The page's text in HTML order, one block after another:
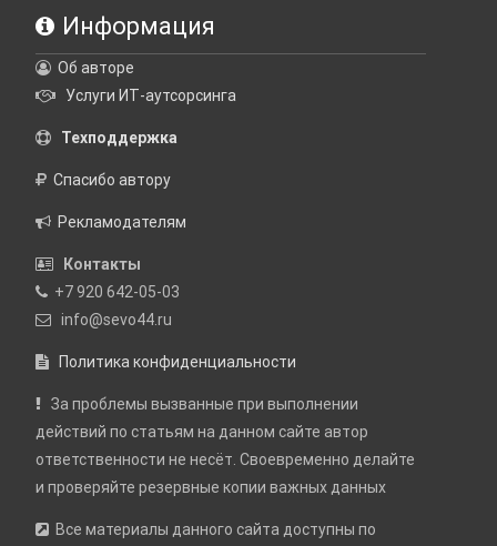
Информация
Об авторе
Услуги ИТ-аутсорсинга
Техподдержка
Спасибо автору
Рекламодателям
Контакты
+7 920 642-05-03
info@sevo44.ru
Политика конфиденциальности
За проблемы вызванные при выполнении
действий по статьям на данном сайте автор
ответственности не несёт. Своевременно делайте
и проверяйте резервные копии важных данных
Все материалы данного сайта доступны по